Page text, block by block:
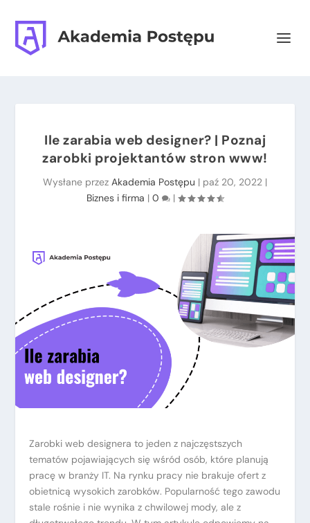
Ile zarabia web designer? | Poznaj
zarobki projektantów stron www!
Wysłane przez Akademia Postępu | paź 20, 2022 |
Biznes i firma | 0 |
Zarobki web designera to jeden z najczęstszych
tematów pojawiających się wśród osób, które planują
pracę w branży IT. Na rynku pracy nie brakuje ofert z
obietnicą wysokich zarobków. Popularność tego zawodu
stale rośnie i nie wynika z chwilowej mody, ale z